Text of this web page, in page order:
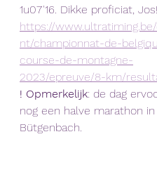
1u07'16. Dikke proficiat, Jos!
https://
nt/championnat-de-
course-de-montagne-
2023/epreuve/8-km/
! Opmerkelijk: de dag
nog een halve marathon in
Bütgenbach.